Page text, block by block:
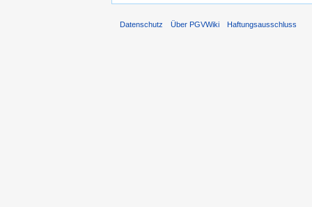
Datenschutz Über PGVWiki Haftungsausschluss